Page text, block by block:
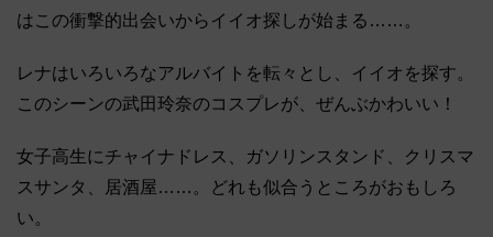
はこの衝撃的出会いからイイオ探しが始まる……。
レナはいろいろなアルバイトを転々とし、イイオを探す。
このシーンの武田玲奈のコスプレが、ぜんぶかわいい！
女子高生にチャイナドレス、ガソリンスタンド、クリスマ
スサンタ、居酒屋……。どれも似合うところがおもしろ
い。